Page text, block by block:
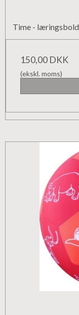
Time - læringsbold
150,00 DKK
(ekskl. moms)